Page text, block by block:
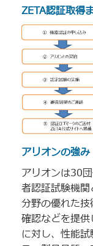
ZETA認証取得
アリオンの強み
アリオンは30
者認証試験機
分野の優れた
確認などを提
に対し、性能